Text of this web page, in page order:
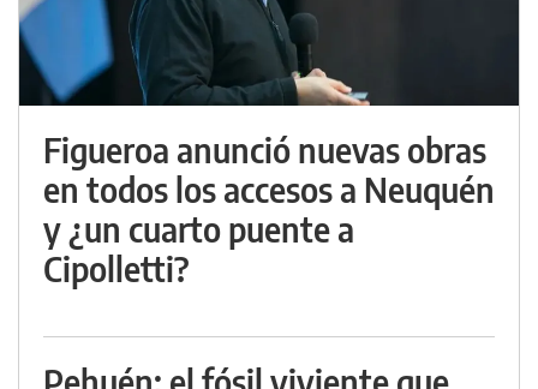
Figueroa anunció nuevas obras
en todos los accesos a Neuquén
y ¿un cuarto puente a
Cipolletti?